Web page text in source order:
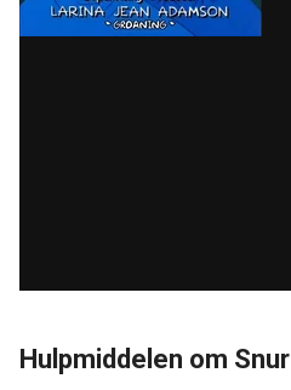
Hulpmiddelen om